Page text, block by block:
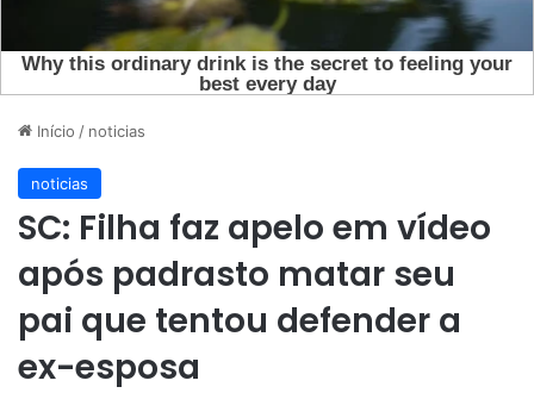
Início / noticias
noticias
SC: Filha faz apelo em vídeo
após padrasto matar seu
pai que tentou defender a
ex-esposa